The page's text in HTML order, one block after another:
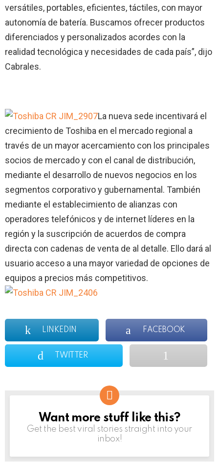
versátiles, portables, eficientes, táctiles, con mayor
autonomía de batería. Buscamos ofrecer productos
diferenciados y personalizados acordes con la
realidad tecnológica y necesidades de cada país”, dijo
Cabrales.
La nueva sede incentivará el
crecimiento de Toshiba en el mercado regional a
través de un mayor acercamiento con los principales
socios de mercado y con el canal de distribución,
mediante el desarrollo de nuevos negocios en los
segmentos corporativo y gubernamental. También
mediante el establecimiento de alianzas con
operadores telefónicos y de internet líderes en la
región y la suscripción de acuerdos de compra
directa con cadenas de venta de al detalle. Ello dará al
usuario acceso a una mayor variedad de opciones de
equipos a precios más competitivos.
LINKEDIN FACEBOOK
TWITTER
NEWSLETTER
Want more stuff like this?
Get the best viral stories straight into your
inbox!